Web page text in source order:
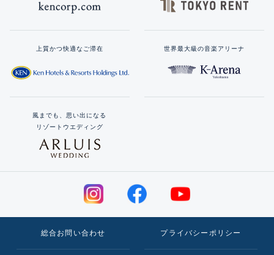
上質かつ快適なご滞在 世界最大級の音楽アリーナ
風までも、思い出になる
リゾートウエディング
総合お問い合わせ プライバシーポリシー